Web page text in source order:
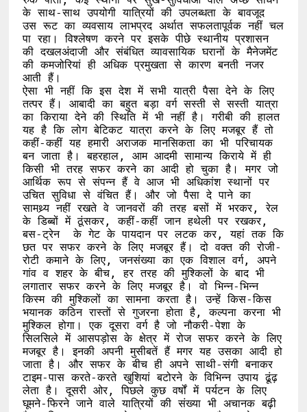
के साथ-साथ उपयोगी यात्रियों की उपलब्धता के बावजूद
उस रूट का व्यवसाय लाभप्रद अर्थात सफलतापूर्वक नहीं चल
पा रहा। विश्लेषण करने पर इसके पीछे स्थानीय प्रशासन
की दखलअंदाजी और संबंधित व्यावसायिक घरानों के मैनेजमेंट
की कमजोरियां ही अधिक प्रमुखता से कारण बनती नजर
आती हैं।
ऐसा भी नहीं कि इस देश में सभी यात्री पैसा देने के लिए
तत्पर हैं। आबादी का बहुत बड़ा वर्ग सस्ती से सस्ती यात्रा
का किराया देने की स्थिति में भी नहीं है। गरीबी की हालत
यह है कि लोग बेटिकट यात्रा करने के लिए मजबूर हैं तो
कहीं-कहीं यह हमारी अराजक मानसिकता का भी परिचायक
बन जाता है। बहरहाल, आम आदमी सामान्य किराये में ही
किसी भी तरह सफर करने का आदी हो चुका है। मगर जो
आर्थिक रूप से संपन्न हैं वे आज भी अधिकांश स्थानों पर
उचित सुविधा से वंचित हैं। और जो पैसा दे पाने का
सामथ्र्य नहीं रखते वे जानवरों की तरह बसों में भरकर, रेल
के डिब्बों में ठूंसकर, कहीं-कहीं जान हथेली पर रखकर,
बस-ट्रेन  के गेट के पायदान पर लटक कर, यहां तक कि
छत पर सफर करने के लिए मजबूर हैं। दो वक्त की रोजी-
रोटी कमाने के लिए, जनसंख्या का एक विशाल वर्ग, अपने
गांव व शहर के बीच, हर तरह की मुश्किलों के बाद भी
लगातार सफर करने के लिए मजबूर है। वो भिन्न-भिन्न
किस्म की मुश्किलों का सामना करता है। उन्हें किस-किस
भयानक कठिन रास्तों से गुजरना होता है, कल्पना करना भी
मुश्किल होगा। एक दूसरा वर्ग है जो नौकरी-पेशा के
सिलसिले में आसपड़ोस के क्षेत्र में रोज सफर करने के लिए
मजबूर है। इनकी अपनी मुसीबतें हैं मगर यह उसका आदी हो
जाता है। और सफर के बीच ही अपने साथी-संगी बनाकर
टाइम-पास करते-करते खुशियां बटोरने के विभिन्न उपाय ढूंढ़
लेता है। दूसरी ओर, पिछले कुछ वर्षों में पर्यटन के लिए
घूमने-फिरने जाने वाले यात्रियों की संख्या भी अचानक बढ़ी